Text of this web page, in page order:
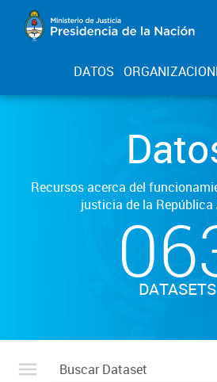
DATOS
Recursos acerca del
justicia de la República
DATASETS